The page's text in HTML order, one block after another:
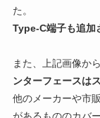
た。
Type-C端子も追加
また、上記画像か
ンターフェースは
他のメーカーや市